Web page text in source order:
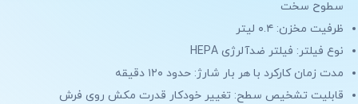
سطوح سخت
ظرفیت مخزن: ۰.۴ لیتر
نوع فیلتر: فیلتر ضدآلرژی HEPA
مدت زمان کارکرد با هر بار شارژ: حدود ۱۲۰ دقیقه
قابلیت تشخیص سطح: تغییر خودکار قدرت مکش روی فرش